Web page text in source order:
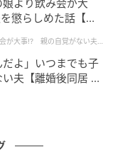
娘より飲み会が大
らしめた話【第1
が大事!? 親の自覚がない夫を
だよ」いつまでも子
夫【離婚後同居 Vo